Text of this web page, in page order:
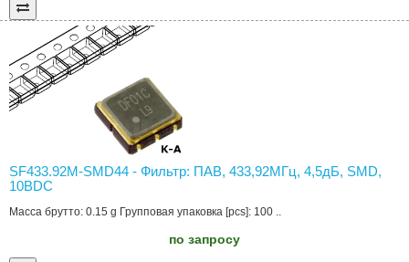
SF433.92M-SMD44 - Фильтр: ПАВ, 433,92МГц, 4,5дБ, SMD,
10ВDC
Масса брутто: 0.15 g Групповая упаковка [pcs]: 100 ..
по запросу